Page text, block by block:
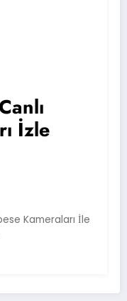
Kameraları İle